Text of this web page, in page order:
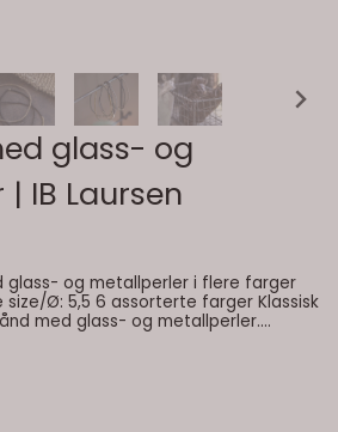
glass- og
IB Laursen
glass- og metallperler i flere farger
med glass- og metallperler.
gi beskjed i